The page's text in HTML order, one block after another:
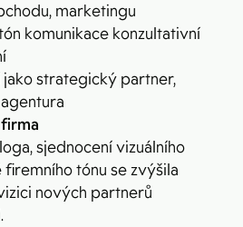
marketingu
komunikace konzultativní
jako strategický partner,
sjednocení vizuálního
tónu se zvýšila
nových partnerů